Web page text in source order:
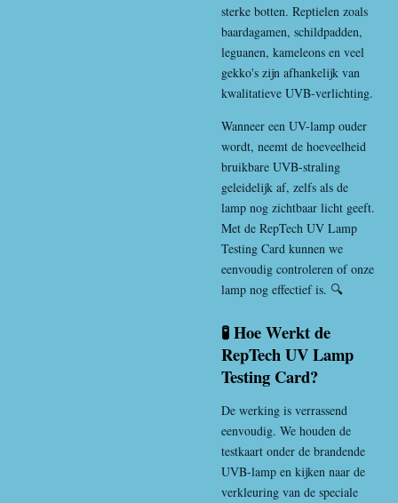
sterke botten. Reptielen zoals
baardagamen, schildpadden,
leguanen, kameleons en veel
gekko's zijn afhankelijk van
kwalitatieve UVB-verlichting.
Wanneer een UV-lamp ouder
wordt, neemt de hoeveelheid
bruikbare UVB-straling
geleidelijk af, zelfs als de
lamp nog zichtbaar licht geeft.
Met de RepTech UV Lamp
Testing Card kunnen we
eenvoudig controleren of onze
lamp nog effectief is. 🔍
🧪 Hoe Werkt de
RepTech UV Lamp
Testing Card?
De werking is verrassend
eenvoudig. We houden de
testkaart onder de brandende
UVB-lamp en kijken naar de
verkleuring van de speciale